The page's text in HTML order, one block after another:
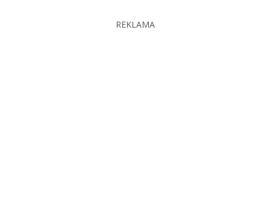
REKLAMA